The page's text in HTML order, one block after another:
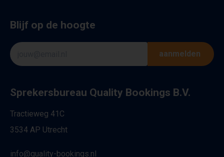
Blijf op de hoogte
aanmelden
Sprekersbureau Quality Bookings B.V.
Tractieweg 41C
3534 AP Utrecht
info@quality-bookings.nl